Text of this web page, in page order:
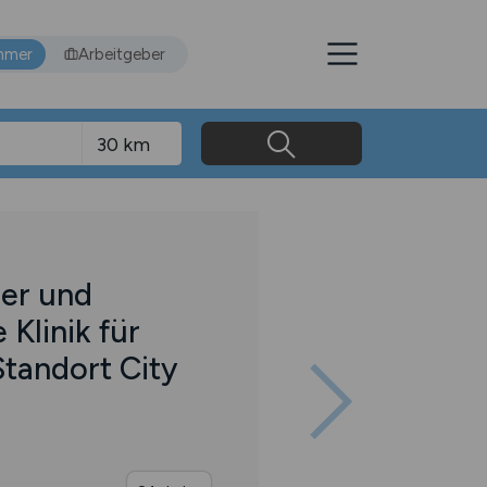
Arbeitgeber
und
Klinik für
City